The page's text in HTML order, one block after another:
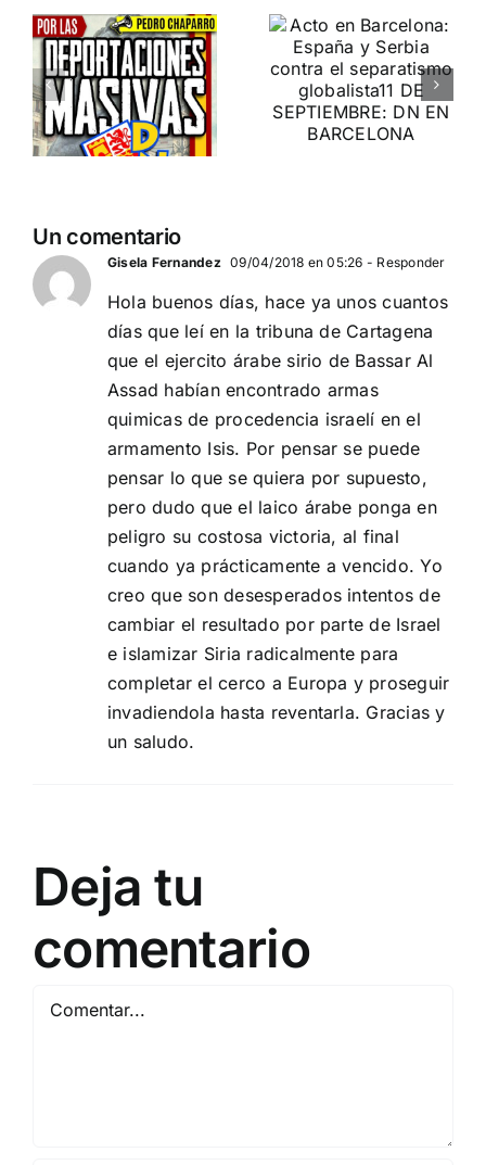
Barcelona:
España y
Serbia
contra el
separatismo
globalista
EN BARCELONA
contra la
invasión
migratoria
y el gran
Un comentario
Gisela Fernandez 09/04/2018 en 05:26 - Responder
Hola buenos días, hace ya unos cuantos
días que leí en la tribuna de Cartagena
que el ejercito árabe sirio de Bassar Al
Assad habían encontrado armas
quimicas de procedencia israelí en el
armamento Isis. Por pensar se puede
pensar lo que se quiera por supuesto,
pero dudo que el laico árabe ponga en
peligro su costosa victoria, al final
cuando ya prácticamente a vencido. Yo
creo que son desesperados intentos de
cambiar el resultado por parte de Israel
e islamizar Siria radicalmente para
completar el cerco a Europa y proseguir
invadiendola hasta reventarla. Gracias y
un saludo.
Deja tu
comentario
Comentar